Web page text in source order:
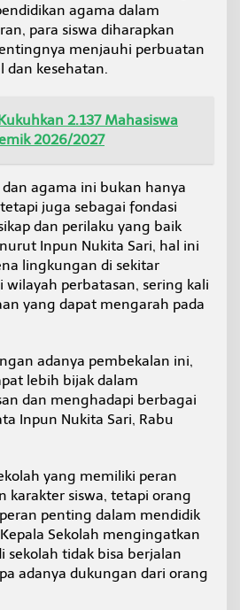
agama dalam
para siswa diharapkan
menjauhi perbuatan
dan kesehatan.
2.137 Mahasiswa
2026/2027
agama ini bukan hanya
juga sebagai fondasi
dan perilaku yang baik
Inpun Nukita Sari, hal ini
lingkungan di sekitar
wilayah perbatasan, sering kali
yang dapat mengarah pada
adanya pembekalan ini,
lebih bijak dalam
dan menghadapi berbagai
Inpun Nukita Sari, Rabu
yang memiliki peran
karakter siswa, tetapi orang
penting dalam mendidik
Sekolah mengingatkan
sekolah tidak bisa berjalan
adanya dukungan dari orang